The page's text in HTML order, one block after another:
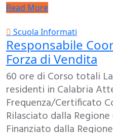
Read More
Scuola Informati
Responsabile
Forza di Vendita
60 ore di Corso totali
residenti in Calabria
Frequenza/Certificato
Rilasciato dalla
Finanziato dalla